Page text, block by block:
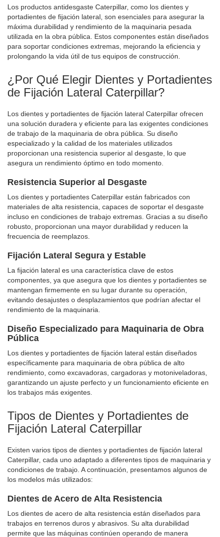
Los productos antidesgaste Caterpillar, como los dientes y
portadientes de fijación lateral, son esenciales para asegurar la
máxima durabilidad y rendimiento de la maquinaria pesada
utilizada en la obra pública. Estos componentes están diseñados
para soportar condiciones extremas, mejorando la eficiencia y
prolongando la vida útil de tus equipos de construcción.
¿Por Qué Elegir Dientes y Portadientes
de Fijación Lateral Caterpillar?
Los dientes y portadientes de fijación lateral Caterpillar ofrecen
una solución duradera y eficiente para las exigentes condiciones
de trabajo de la maquinaria de obra pública. Su diseño
especializado y la calidad de los materiales utilizados
proporcionan una resistencia superior al desgaste, lo que
asegura un rendimiento óptimo en todo momento.
Resistencia Superior al Desgaste
Los dientes y portadientes Caterpillar están fabricados con
materiales de alta resistencia, capaces de soportar el desgaste
incluso en condiciones de trabajo extremas. Gracias a su diseño
robusto, proporcionan una mayor durabilidad y reducen la
frecuencia de reemplazos.
Fijación Lateral Segura y Estable
La fijación lateral es una característica clave de estos
componentes, ya que asegura que los dientes y portadientes se
mantengan firmemente en su lugar durante su operación,
evitando desajustes o desplazamientos que podrían afectar el
rendimiento de la maquinaria.
Diseño Especializado para Maquinaria de Obra
Pública
Los dientes y portadientes de fijación lateral están diseñados
específicamente para maquinaria de obra pública de alto
rendimiento, como excavadoras, cargadoras y motoniveladoras,
garantizando un ajuste perfecto y un funcionamiento eficiente en
los trabajos más exigentes.
Tipos de Dientes y Portadientes de
Fijación Lateral Caterpillar
Existen varios tipos de dientes y portadientes de fijación lateral
Caterpillar, cada uno adaptado a diferentes tipos de maquinaria y
condiciones de trabajo. A continuación, presentamos algunos de
los modelos más utilizados:
Dientes de Acero de Alta Resistencia
Los dientes de acero de alta resistencia están diseñados para
trabajos en terrenos duros y abrasivos. Su alta durabilidad
permite que las máquinas continúen operando de manera